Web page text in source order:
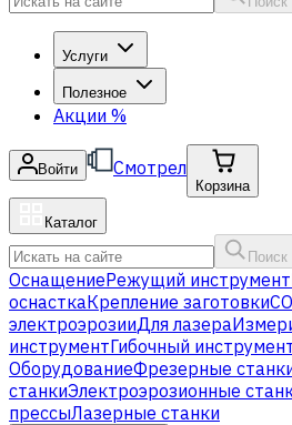
Услуги
Полезное
Акции %
Войти Смотрел
Корзина
Каталог
Поиск
ОснащениеРежущий инструмент
оснасткаКрепление заготовки
электроэрозииДля лазера
инструментГибочный
ОборудованиеФрезерные
станкиЭлектроэрозионные
прессыЛазерные станки